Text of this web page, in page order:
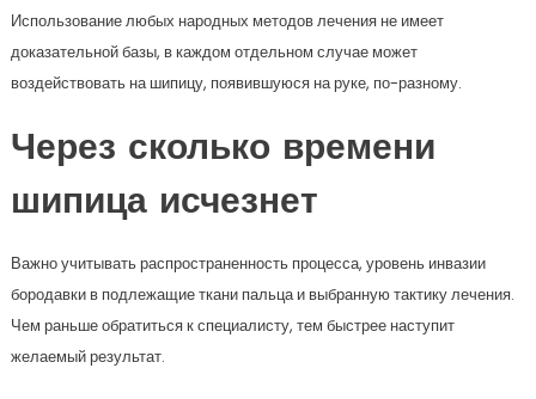
Использование любых народных методов лечения не имеет
доказательной базы, в каждом отдельном случае может
воздействовать на шипицу, появившуюся на руке, по-разному.
Через сколько времени
шипица исчезнет
Важно учитывать распространенность процесса, уровень инвазии
бородавки в подлежащие ткани пальца и выбранную тактику лечения.
Чем раньше обратиться к специалисту, тем быстрее наступит
желаемый результат.